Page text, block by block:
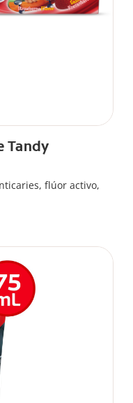
Tandy
flúor activo,